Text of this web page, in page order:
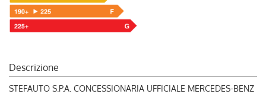
Descrizione
STEFAUTO S.P.A. CONCESSIONARIA UFFICIALE MERCEDES-BENZ